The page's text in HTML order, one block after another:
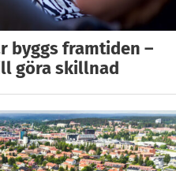
byggs framtiden –
göra skillnad